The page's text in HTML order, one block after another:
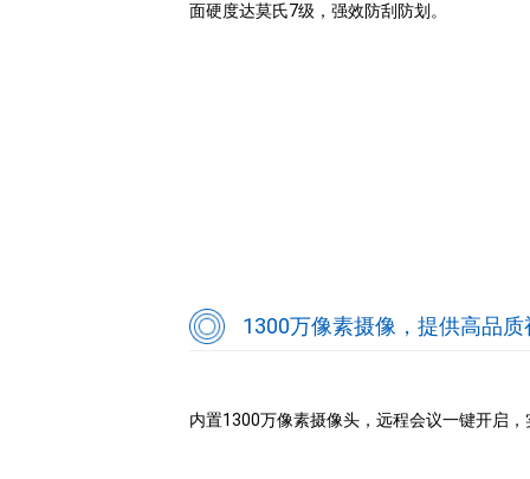
面硬度达莫氏7级，强效防刮防划。
1300万像素摄像，提供高品
内置1300万像素摄像头，远程会议一键开启